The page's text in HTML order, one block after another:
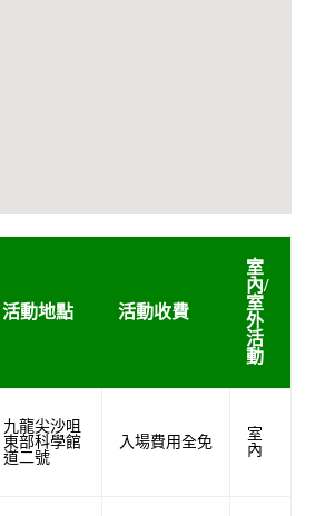
活動地點 活動收費
室
內/
室
外
活
動
九龍尖沙咀
東部科學館
道二號
入場費用全免
室
內